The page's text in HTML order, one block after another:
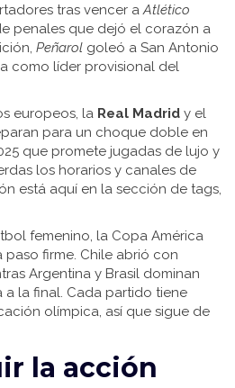
tras vencer aAtlético
penales que dejó el corazón a
Peñarol goleó a San Antonio
como líder provisional del
europeos, la Real Madrid y el
para un choque doble en
que promete jugadas de lujo y
los horarios y canales de
está aquí en la sección de tags,
femenino, la Copa América
paso firme. Chile abrió con
Argentina y Brasil dominan
a la final. Cada partido tiene
olímpica, así que sigue de
la acción